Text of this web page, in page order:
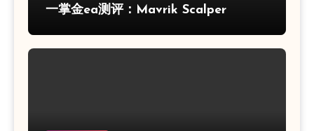
一掌金ea测评：Mavrik Scalper